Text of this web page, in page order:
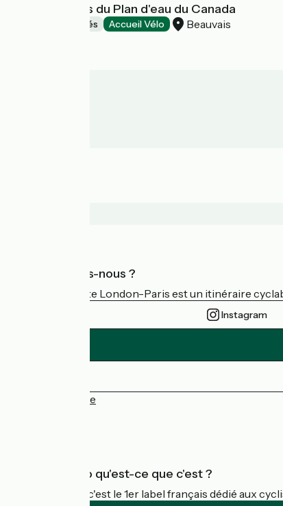
Base de loisirs du Plan d'eau du Canada
Loisirs et activités Accueil Vélo Beauvais
Qui sommes-nous ?
L’Avenue Verte London-Paris est un itinéraire
Instagram
Espace Presse
Accueil Vélo qu'est-ce que c'est ?
Accueil Vélo c'est le 1er label français dédié aux